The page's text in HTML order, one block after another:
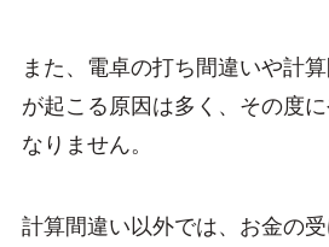
また、電卓の打ち間違いや計
が起こる原因は多く、その度
なりません。
計算間違い以外では、お金の